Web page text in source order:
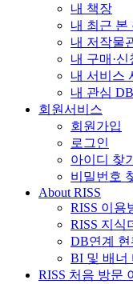
내 책장
내 최근 본
내 저작물
내 구매·
내 서비스
내 관심 DB
회원서비스
회원가입
로그인
아이디 찾기
비밀번호
About RISS
RISS 이용
RISS 지식
DB연계 현
BI 및 배너
RISS 처음 방문